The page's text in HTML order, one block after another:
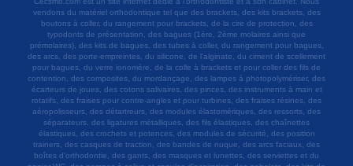
vendons du matériel orthodontique tel que des brackets, des kits brackets, des
boutons à coller, du rangement pour brackets, de la cire de protection, des
typodonts de présentation, des bagues (1ère, 2ème molaires ainsi que
prémolaires), des kits de bagues, des tubes à coller, du rangement pour bagues,
des arcs, des porte-empreintes, du silicone, de l'alginate, du ciment de scellement
pour bagues, du verre ionomère, de la colle à brackets et pour coller des fils de
contention, des composites, du mordançage, des lampes à photopolymériser, des
écarteurs de joues, des cotons salivaires, des pinces, des instruments à main et
rotatifs, des fraises pour contre-angles et pour turbines, des fraises résines, des
aéropolisseurs, des détartreurs, des modules élastomériques, des ressorts, des
séparateurs, des ligatures métalliques, des fils élastiques, des chaînettes
élastiques, des crochets et potences, des modules de sécurité, des position
trainers, des casques de traction, des bandes de nuque, des arcs faciaux, des
boîtes d'orthodontie, des gants, des masques et lunettes, des serviettes et du